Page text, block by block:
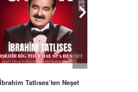
Tatlıses’ten Neşet